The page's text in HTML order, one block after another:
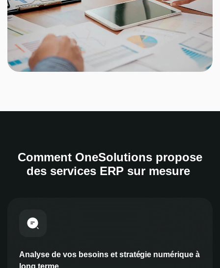
Comment OneSolutions propose
des services ERP sur mesure
Analyse de vos besoins et stratégie numérique à